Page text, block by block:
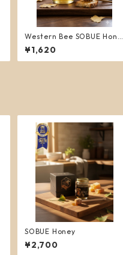
Western Bee SOBUE Hone
y
¥1,620
SOBUE Honey
¥2,700